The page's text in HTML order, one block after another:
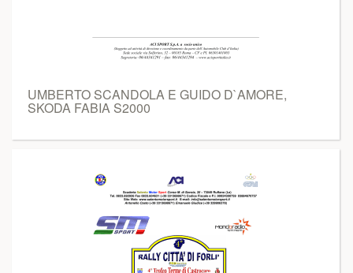
UMBERTO SCANDOLA E GUIDO D`AMORE,
SKODA FABIA S2000